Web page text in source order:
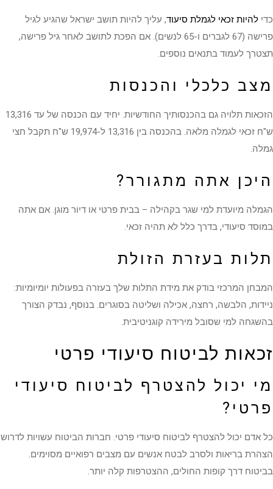
כדי להיות זכאי לגמלת סיעוד, עליך להיות תושב ישראל שהגיע לגיל
פרישה (67 לגברים ו-65 לנשים). אם הפכת לתושב לאחר גיל פרישה,
תצטרך לעמוד בתנאים נוספים.
מצב כלכלי והכנסות
הזכאות תלויה גם בהכנסותיך החודשיות. יחיד עם הכנסה של עד 13,316
ש"ח זכאי לגמלה מלאה. בהכנסה בין 13,316 ל-19,974 ש"ח תקבל חצי
גמלה.
היכן אתה מתגורר?
הגמלה מיועדת למי שגר בקהילה – בבית פרטי או דיור מוגן. אם אתה
במוסד סיעודי, בדרך כלל לא תהיה זכאי.
תלות בעזרת הזולת
המבחן המרכזי בודק את מידת התלות שלך בעזרה בפעולות יומיומיות:
ניידות, הלבשה, רחצה, אכילה ושליטה בסוגרים. בנוסף, נבדק הצורך
בהשגחה למי שסובל מירידה קוגניטיבית.
זכאות לביטוח סיעודי פרטי
מי יכול להצטרף לביטוח סיעודי
פרטי?
כל אדם יכול להצטרף לביטוח סיעודי פרטי. חברות הביטוח עשויות לדרוש
הצהרת בריאות ולסרב לבטח אנשים עם מצבים רפואיים מסוימים.
בביטוח דרך קופות החולים, ההצטרפות קלה יותר.